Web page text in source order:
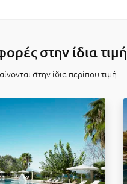
στην ίδια τιμή
στην ίδια περίπου τιμή